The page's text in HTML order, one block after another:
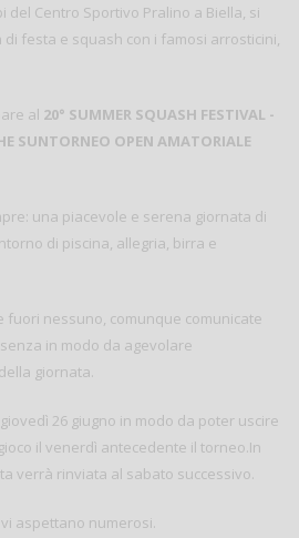
del Centro Sportivo Pralino a Biella, si
festa e squash con i famosi arrosticini,
al 20° SUMMER SQUASH FESTIVAL -
SUNTORNEO OPEN AMATORIALE
una piacevole e serena giornata di
di piscina, allegria, birra e
fuori nessuno, comunque comunicate
in modo da agevolare
giornata.
26 giugno in modo da poter uscire
il venerdì antecedente il torneo.In
verrà rinviata al sabato successivo.
aspettano numerosi.